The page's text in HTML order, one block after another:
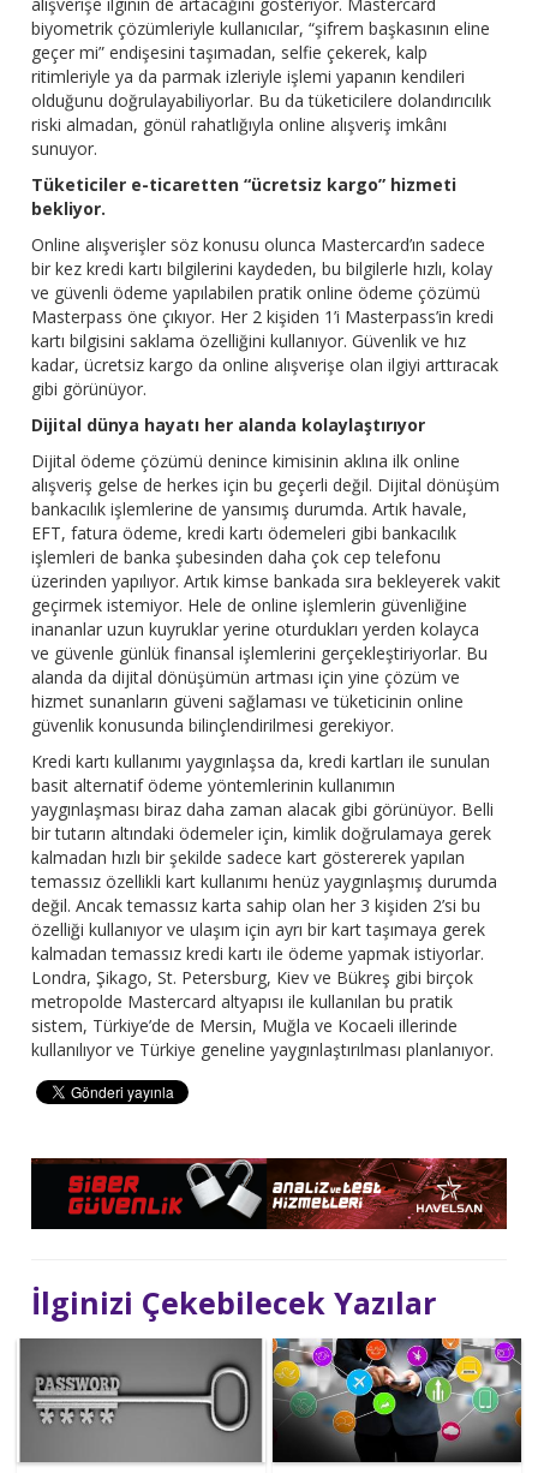
alışverişe ilginin de artacağını gösteriyor. Mastercard
biyometrik çözümleriyle kullanıcılar, “şifrem başkasının eline
geçer mi” endişesini taşımadan, selfie çekerek, kalp
ritimleriyle ya da parmak izleriyle işlemi yapanın kendileri
olduğunu doğrulayabiliyorlar. Bu da tüketicilere dolandırıcılık
riski almadan, gönül rahatlığıyla online alışveriş imkânı
sunuyor.
Tüketiciler e-ticaretten “ücretsiz kargo” hizmeti
bekliyor.
Online alışverişler söz konusu olunca Mastercard’ın sadece
bir kez kredi kartı bilgilerini kaydeden, bu bilgilerle hızlı, kolay
ve güvenli ödeme yapılabilen pratik online ödeme çözümü
Masterpass öne çıkıyor. Her 2 kişiden 1’i Masterpass’in kredi
kartı bilgisini saklama özelliğini kullanıyor. Güvenlik ve hız
kadar, ücretsiz kargo da online alışverişe olan ilgiyi arttıracak
gibi görünüyor.
Dijital dünya hayatı her alanda kolaylaştırıyor
Dijital ödeme çözümü denince kimisinin aklına ilk online
alışveriş gelse de herkes için bu geçerli değil. Dijital dönüşüm
bankacılık işlemlerine de yansımış durumda. Artık havale,
EFT, fatura ödeme, kredi kartı ödemeleri gibi bankacılık
işlemleri de banka şubesinden daha çok cep telefonu
üzerinden yapılıyor. Artık kimse bankada sıra bekleyerek vakit
geçirmek istemiyor. Hele de online işlemlerin güvenliğine
inananlar uzun kuyruklar yerine oturdukları yerden kolayca
ve güvenle günlük finansal işlemlerini gerçekleştiriyorlar. Bu
alanda da dijital dönüşümün artması için yine çözüm ve
hizmet sunanların güveni sağlaması ve tüketicinin online
güvenlik konusunda bilinçlendirilmesi gerekiyor.
Kredi kartı kullanımı yaygınlaşsa da, kredi kartları ile sunulan
basit alternatif ödeme yöntemlerinin kullanımın
yaygınlaşması biraz daha zaman alacak gibi görünüyor. Belli
bir tutarın altındaki ödemeler için, kimlik doğrulamaya gerek
kalmadan hızlı bir şekilde sadece kart göstererek yapılan
temassız özellikli kart kullanımı henüz yaygınlaşmış durumda
değil. Ancak temassız karta sahip olan her 3 kişiden 2’si bu
özelliği kullanıyor ve ulaşım için ayrı bir kart taşımaya gerek
kalmadan temassız kredi kartı ile ödeme yapmak istiyorlar.
Londra, Şikago, St. Petersburg, Kiev ve Bükreş gibi birçok
metropolde Mastercard altyapısı ile kullanılan bu pratik
sistem, Türkiye’de de Mersin, Muğla ve Kocaeli illerinde
kullanılıyor ve Türkiye geneline yaygınlaştırılması planlanıyor.
İlginizi Çekebilecek Yazılar